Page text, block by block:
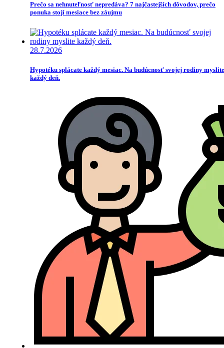
Prečo sa nehnuteľnosť nepredáva? 7 najčastejších dôvodov, prečo
ponuka stojí mesiace bez záujmu
28.7.2026
Hypotéku splácate každý mesiac. Na budúcnosť svojej rodiny myslite
každý deň.